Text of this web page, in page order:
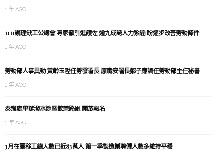
1 年 AGO
1111護理缺工公聽會 專家籲引進護佐 逾九成認人力緊繃 盼逐步改善勞動條件
1 年 AGO
勞動部人事異動 黃齡玉陞任勞發署長 原職安署長鄒子廉調任勞動部主任秘書
1 年 AGO
泰辦處舉辦潑水節暨歡樂路跑 開放報名
1 年 AGO
3月在臺移工總人數已近83萬人 第一季製造業聘僱人數多維持平穩